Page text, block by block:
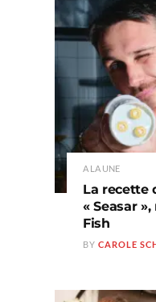
A LA UNE
La recette
« Seasar
Fish
BY CAROLE